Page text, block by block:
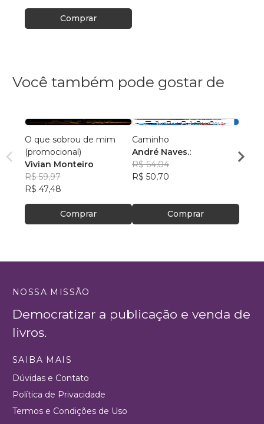
Comprar
Você também pode gostar de
O que sobrou de mim
(promocional)
Vivian Monteiro
R$ 59,97
R$ 47,48
Comprar
Caminho
André Naves.:
R$ 64,04
R$ 50,70
Comprar
NOSSA MISSÃO
Democratizar a publicação e venda de
livros.
SAIBA MAIS
Dúvidas e Contato
Política de Privacidade
Termos e Condições de Uso